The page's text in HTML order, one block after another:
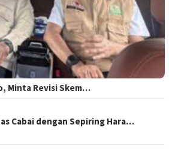
Minta Revisi Skem…
Cabai dengan Sepiring Hara…